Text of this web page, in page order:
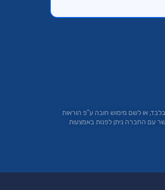
או לשם מימוש חובה ע"פ הוראות
בקשות בנושאים אלה וליצירת קשר עם החברה ניתן לפנות באמצעות